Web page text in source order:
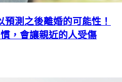
測之後離婚的可能性！
，會讓親近的人受傷